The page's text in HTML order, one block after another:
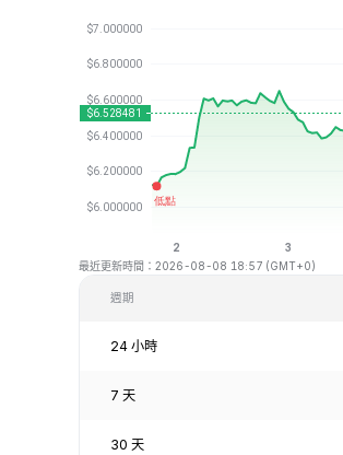
最近更新時間：2026-08-08 18:57 (GMT+0)
週期
24 小時
7 天
30 天